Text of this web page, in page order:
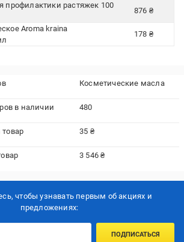
профилактики растяжек 100
876 ₴
Aroma kraina
178 ₴
Косметические масла
в наличии 480
35 ₴
3 546 ₴
чтобы узнавать первым об акцияx и
предложениях:
ПОДПИСАТЬСЯ